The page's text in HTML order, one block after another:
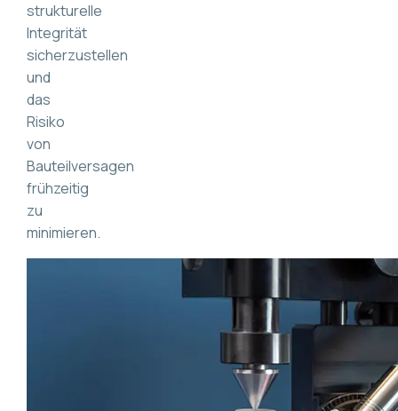
strukturelle
Integrität
sicherzustellen
und
das
Risiko
von
Bauteilversagen
frühzeitig
zu
minimieren.